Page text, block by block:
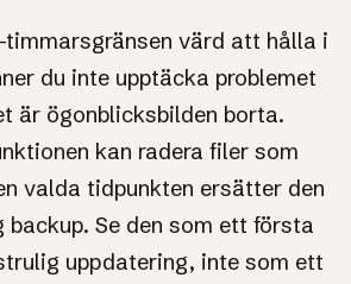
värd att hålla i
du inte upptäcka problemet
är ögonblicksbilden borta.
kan radera filer som
valda tidpunkten ersätter den
backup. Se den som ett första
uppdatering, inte som ett